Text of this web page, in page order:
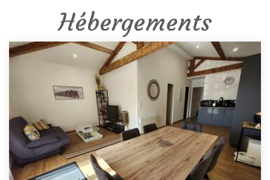
Hébergements